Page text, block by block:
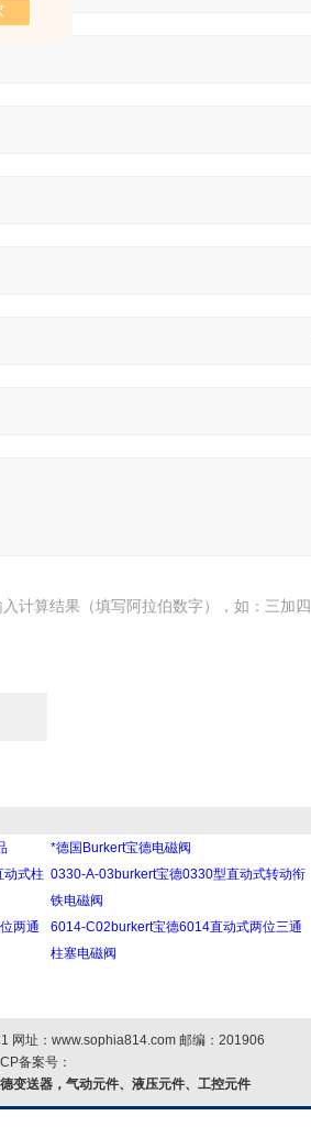
入计算结果（填写阿拉伯数字），如：三加四
*德国Burkert宝德电磁阀
动式柱 0330-A-03burkert宝德0330型直动式转动衔
铁电磁阀
两通
6014-C02burkert宝德6014直动式两位三通
柱塞电磁阀
网址： www.sophia814.com邮编：201906
ICP备案号：
变送器，气动元件、液压元件、工控元件